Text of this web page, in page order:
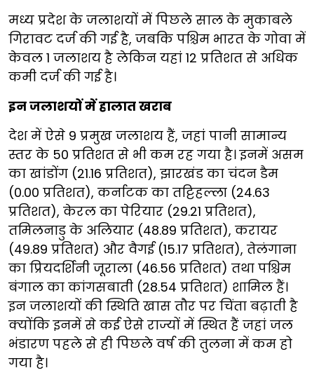
मध्य प्रदेश के जलाशयों में पिछले साल के मुकाबले
गिरावट दर्ज की गई है, जबकि पश्चिम भारत के गोवा में
केवल 1 जलाशय है लेकिन यहां 12 प्रतिशत से अधिक
कमी दर्ज की गई है।
इन जलाशयों में हालात खराब
देश में ऐसे 9 प्रमुख जलाशय हैं, जहां पानी सामान्य
स्तर के 50 प्रतिशत से भी कम रह गया है। इनमें असम
का खांडोंग (21.16 प्रतिशत), झारखंड का चंदन डैम
(0.00 प्रतिशत), कर्नाटक का तट्टिहल्ला (24.63
प्रतिशत), केरल का पेरियार (29.21 प्रतिशत),
तमिलनाडु के अलियार (48.89 प्रतिशत), करायर
(49.89 प्रतिशत) और वैगई (15.17 प्रतिशत), तेलंगाना
का प्रियदर्शिनी जूराला (46.56 प्रतिशत) तथा पश्चिम
बंगाल का कांगसबाती (28.54 प्रतिशत) शामिल हैं।
इन जलाशयों की स्थिति खास तौर पर चिंता बढ़ाती है
क्योंकि इनमें से कई ऐसे राज्यों में स्थित हैं जहां जल
भंडारण पहले से ही पिछले वर्ष की तुलना में कम हो
गया है।